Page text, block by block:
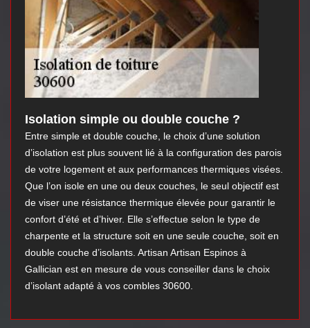
Isolation simple ou double couche ?
Entre simple et double couche, le choix d’une solution
d’isolation est plus souvent lié à la configuration des parois
de votre logement et aux performances thermiques visées.
Que l’on isole en une ou deux couches, le seul objectif est
de viser une résistance thermique élevée pour garantir le
confort d’été et d’hiver. Elle s’effectue selon le type de
charpente et la structure soit en une seule couche, soit en
double couche d’isolants. Artisan Artisan Espinos à
Gallician est en mesure de vous conseiller dans le choix
d’isolant adapté à vos combles 30600.